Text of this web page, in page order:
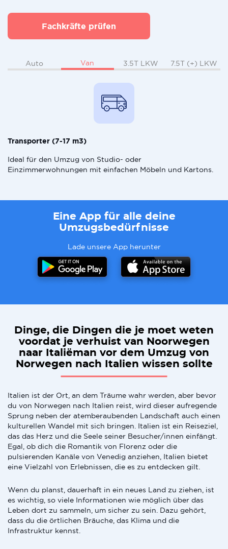
Fachkräfte prüfen
Auto Van 3.5T LKW 7.5T (+) LKW
Transporter (7-17 m3)
Ideal für den Umzug von Studio- oder
Einzimmerwohnungen mit einfachen Möbeln und Kartons.
Eine App für alle deine
Umzugsbedürfnisse
Lade unsere App herunter
Dinge, die Dingen die je moet weten
voordat je verhuist van Noorwegen
naar Italiëman vor dem Umzug von
Norwegen nach Italien wissen sollte
Italien ist der Ort, an dem Träume wahr werden, aber bevor
du von Norwegen nach Italien reist, wird dieser aufregende
Sprung neben der atemberaubenden Landschaft auch einen
kulturellen Wandel mit sich bringen. Italien ist ein Reiseziel,
das das Herz und die Seele seiner Besucher/innen einfängt.
Egal, ob dich die Romantik von Florenz oder die
pulsierenden Kanäle von Venedig anziehen, Italien bietet
eine Vielzahl von Erlebnissen, die es zu entdecken gilt.
Wenn du planst, dauerhaft in ein neues Land zu ziehen, ist
es wichtig, so viele Informationen wie möglich über das
Leben dort zu sammeln, um sicher zu sein. Dazu gehört,
dass du die örtlichen Bräuche, das Klima und die
Infrastruktur kennst.